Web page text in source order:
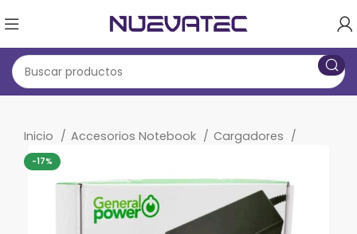
Inicio Accesorios Notebook Cargadores
-17%